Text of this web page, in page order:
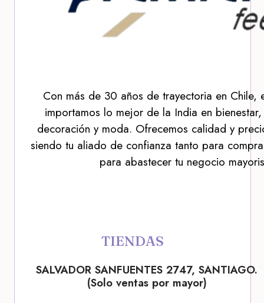
Con más de 30 años de trayectoria en Chile,
importamos lo mejor de la India en
decoración y moda. Ofrecemos calidad y
siendo tu aliado de confianza tanto para
para abastecer tu negocio
TIENDAS
SALVADOR SANFUENTES 2747, SANTIAGO.
(Solo ventas por mayor)